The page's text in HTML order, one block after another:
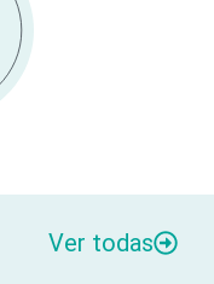
Ver todas